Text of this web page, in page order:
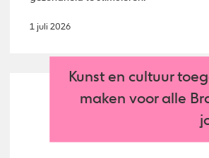
1 juli 2026
Kunst en cultuur
maken voor alle